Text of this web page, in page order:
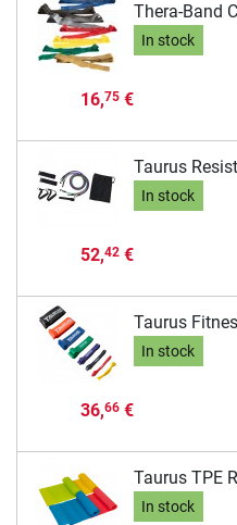
Thera-Band
In stock
16,75€
Taurus
In stock
52,42€
Taurus
In stock
36,66€
Taurus TPE
In stock